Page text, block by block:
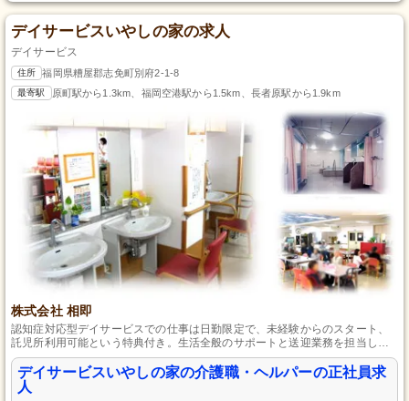
デイサービスいやしの家の求人
デイサービス
住所 福岡県糟屋郡志免町別府2-1-8
最寄駅 原町駅から1.3km、福岡空港駅から1.5km、長者原駅から1.9km
株式会社 相即
認知症対応型デイサービスでの仕事は日勤限定で、未経験からのスタート、
託児所利用可能という特典付き。生活全般のサポートと送迎業務を担当し、
安定した長期勤務が可能な職場です。
デイサービスいやしの家の介護職・ヘルパーの正社員求
人